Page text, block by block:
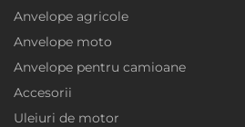
Anvelope agricole
Anvelope moto
Anvelope pentru camioane
Accesorii
Uleiuri de motor